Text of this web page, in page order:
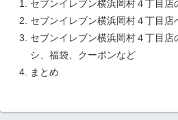
セブンイレブン横浜岡村４丁目店
セブンイレブン横浜岡村４丁目
セブンイレブン横浜岡村４丁目店
シ、福袋、クーポンなど
まとめ